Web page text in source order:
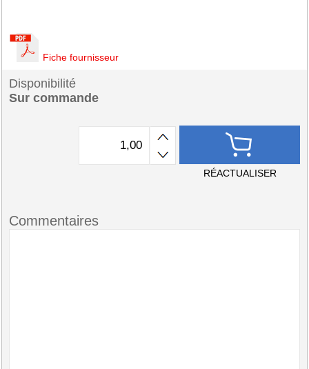
Fiche fournisseur
Disponibilité
Sur commande
RÉACTUALISER
Commentaires